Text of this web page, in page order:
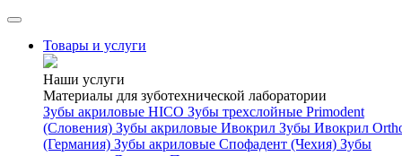
Товары и услуги
Наши услуги
Материалы для зуботехнической лаборатории
Зубы акриловые HICO Зубы трехслойные Primodent
(Словения) Зубы акриловые Ивокрил Зубы Ивокрил
(Германия) Зубы акриловые Спофадент (Чехия) Зубы